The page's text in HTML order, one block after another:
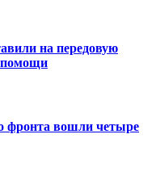
на передовую
помощи
фронта вошли четыре